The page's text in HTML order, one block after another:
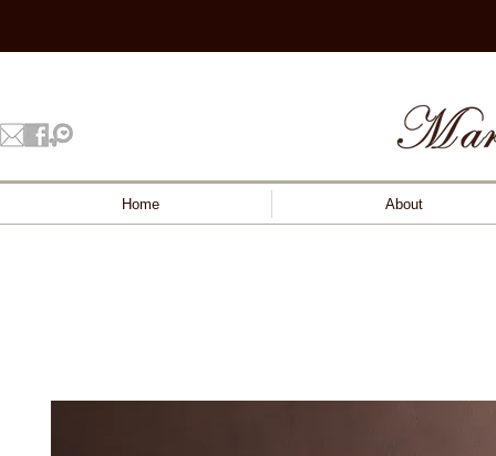
Home About